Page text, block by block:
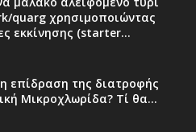
quarg χρησιμοποιώντας
εκκίνησης (starter...
επίδραση της διατροφής
Μικροχλωρίδα? Τί θα...